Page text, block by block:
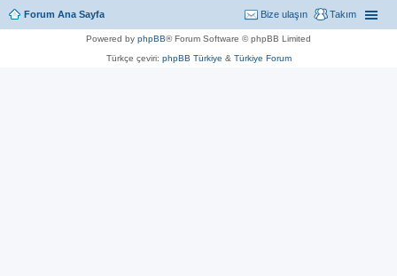
Forum Ana Sayfa Takım
Bize ulaşın
Powered by phpBB® Forum Software © phpBB Limited
Türkçe çeviri: phpBB Türkiye & Türkiye Forum